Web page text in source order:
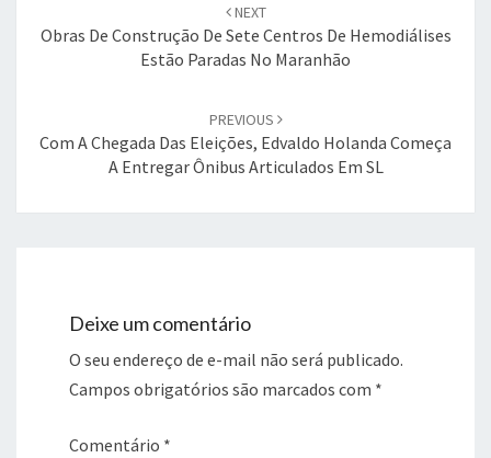
NEXT
Obras De Construção De Sete Centros De Hemodiálises
Estão Paradas No Maranhão
PREVIOUS
Com A Chegada Das Eleições, Edvaldo Holanda Começa
A Entregar Ônibus Articulados Em SL
Deixe um comentário
O seu endereço de e-mail não será publicado.
Campos obrigatórios são marcados com *
Comentário *